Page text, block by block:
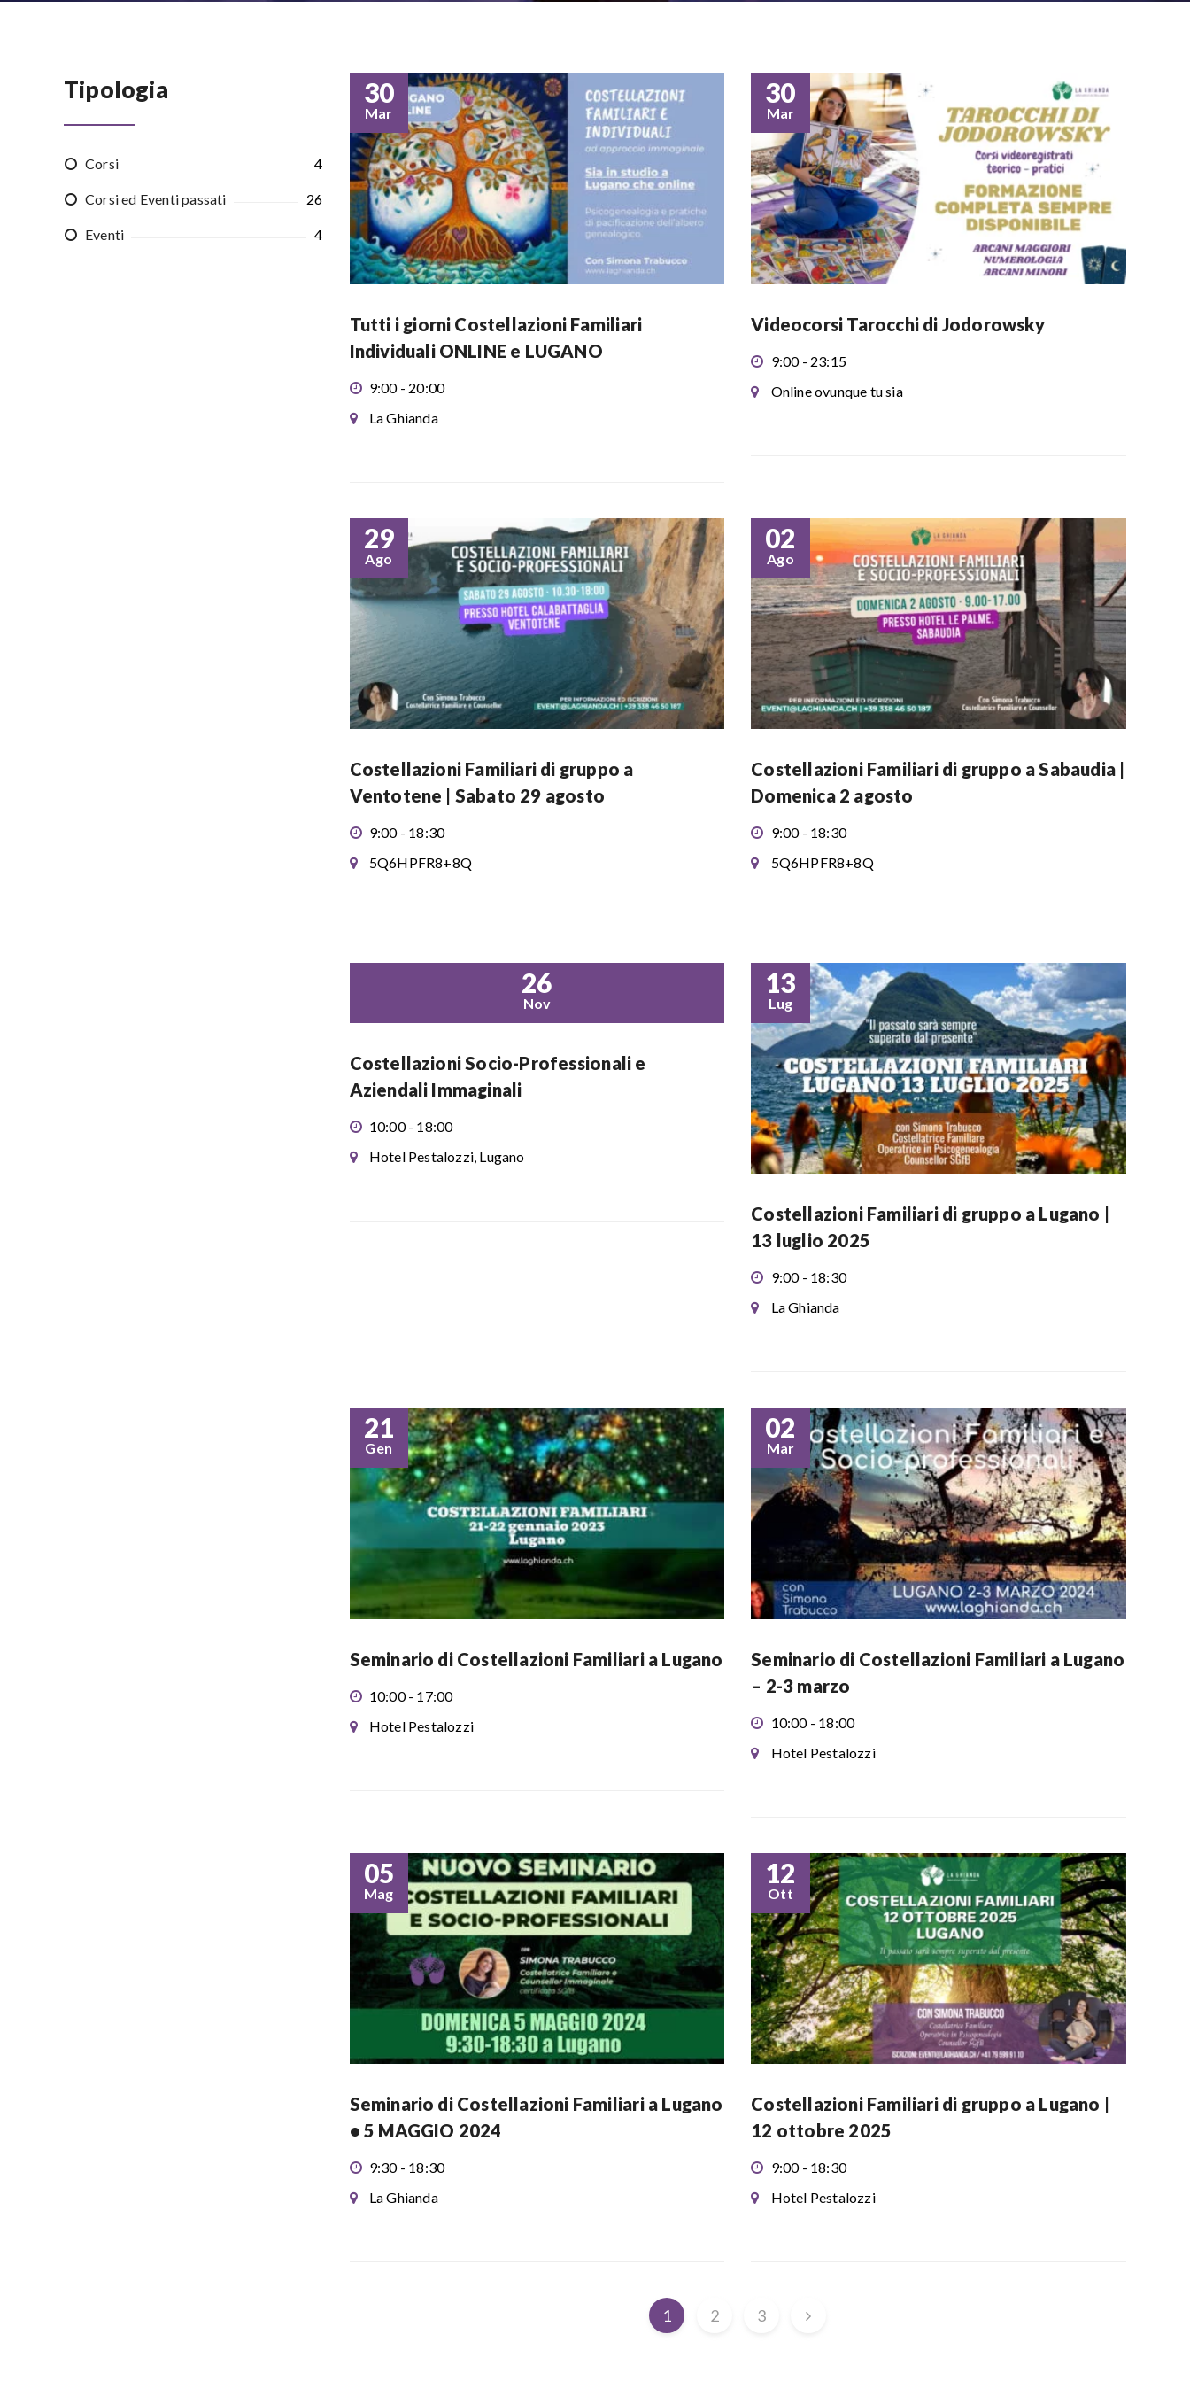
30
Mar
Tutti i giorni Costellazioni Familiari
Individuali ONLINE e LUGANO
9:00 - 20:00
La Ghianda
30
Mar
Videocorsi Tarocchi di Jodorowsky
9:00 - 23:15
Online ovunque tu sia
29
Ago
Costellazioni Familiari di gruppo a
Ventotene | Sabato 29 agosto
9:00 - 18:30
5Q6HPFR8+8Q
02
Ago
Costellazioni Familiari di gruppo a Sabaudia |
Domenica 2 agosto
9:00 - 18:30
5Q6HPFR8+8Q
26
Nov
Costellazioni Socio-Professionali e
Aziendali Immaginali
10:00 - 18:00
Hotel Pestalozzi, Lugano
13
Lug
Costellazioni Familiari di gruppo a Lugano |
13 luglio 2025
9:00 - 18:30
La Ghianda
21
Gen
Seminario di Costellazioni Familiari a Lugano
10:00 - 17:00
Hotel Pestalozzi
02
Mar
Seminario di Costellazioni Familiari a Lugano
– 2-3 marzo
10:00 - 18:00
Hotel Pestalozzi
05
Mag
Seminario di Costellazioni Familiari a Lugano
• 5 MAGGIO 2024
9:30 - 18:30
La Ghianda
12
Ott
Costellazioni Familiari di gruppo a Lugano |
12 ottobre 2025
9:00 - 18:30
Hotel Pestalozzi
1 2 3
Tipologia
Corsi 4
Corsi ed Eventi passati 26
Eventi 4